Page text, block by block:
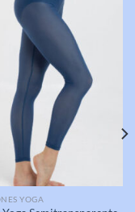
YOGA